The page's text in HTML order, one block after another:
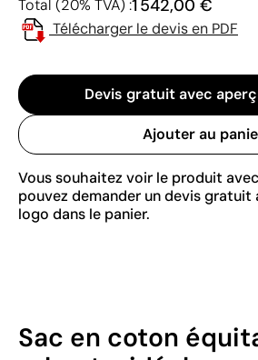
Total (20% TVA) :1 542,00 €
Télécharger le devis en PDF
Devis gratuit avec
Ajouter au
Vous souhaitez voir le produit
pouvez demander un devis gratuit
logo dans le panier.
Sac en coton